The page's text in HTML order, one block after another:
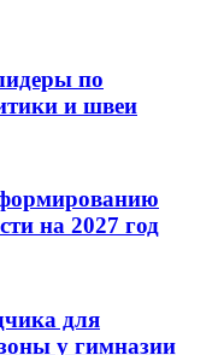
по
и швеи
на 2027 год
для
у гимназии